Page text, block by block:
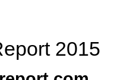
2015